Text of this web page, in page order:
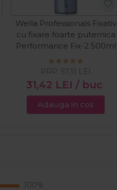
Wella Professionals Fixativ
cu fixare foarte puternica
Performance Fix-2 500ml
31,42 LEI / buc
PRP: 57,11 LEI
Adauga in cos
100%